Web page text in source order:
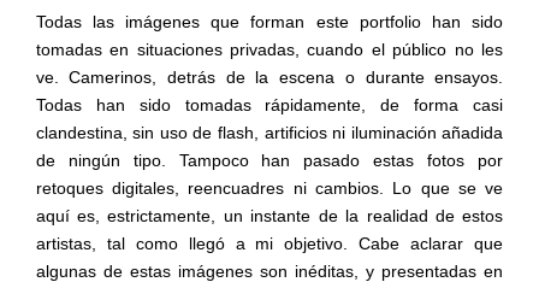
Todas las imágenes que forman este portfolio han sido
tomadas en situaciones privadas, cuando el público no les
ve. Camerinos, detrás de la escena o durante ensayos.
Todas han sido tomadas rápidamente, de forma casi
clandestina, sin uso de flash, artificios ni iluminación añadida
de ningún tipo. Tampoco han pasado estas fotos por
retoques digitales, reencuadres ni cambios. Lo que se ve
aquí es, estrictamente, un instante de la realidad de estos
artistas, tal como llegó a mi objetivo. Cabe aclarar que
algunas de estas imágenes son inéditas, y presentadas en